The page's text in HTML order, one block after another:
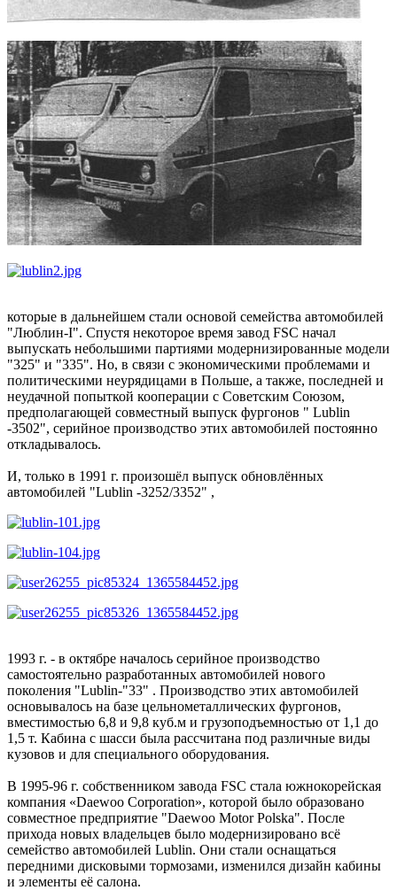
которые в дальнейшем стали основой семейства автомобилей
"Люблин-I". Спустя некоторое время завод FSC начал
выпускать небольшими партиями модернизированные модели
"325" и "335". Но, в связи с экономическими проблемами и
политическими неурядицами в Польше, а также, последней и
неудачной попыткой кооперации с Советским Союзом,
предполагающей совместный выпуск фургонов " Lublin
-3502", серийное производство этих автомобилей постоянно
откладывалось.
И, только в 1991 г. произошёл выпуск обновлённых
автомобилей "Lublin -3252/3352" ,
1993 г. - в октябре началось серийное производство
самостоятельно разработанных автомобилей нового
поколения "Lublin-"33" . Производство этих автомобилей
основывалось на базе цельнометаллических фургонов,
вместимостью 6,8 и 9,8 куб.м и грузоподъемностью от 1,1 до
1,5 т. Кабина с шасси была рассчитана под различные виды
кузовов и для специального оборудования.
В 1995-96 г. собственником завода FSC стала южнокорейская
компания «Daewoo Corporation», которой было образовано
совместное предприятие "Daewoo Motor Polska". После
прихода новых владельцев было модернизировано всё
семейство автомобилей Lublin. Они стали оснащаться
передними дисковыми тормозами, изменился дизайн кабины
и элементы её салона.